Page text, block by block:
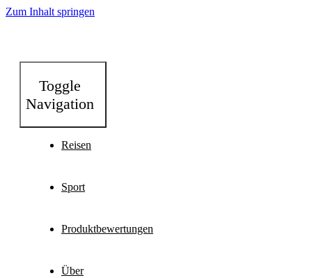
Zum Inhalt springen
Toggle
Navigation
Reisen
Sport
Produktbewertungen
Über